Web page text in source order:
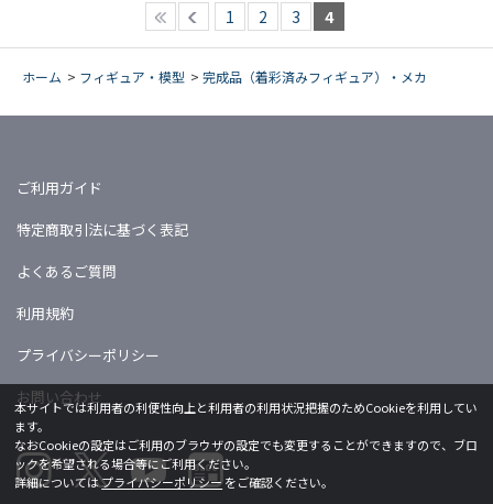
1
2 3 4
ホーム > フィギュア・模型 > 完成品（着彩済みフィギュア）・メカ
ご利用ガイド
特定商取引法に基づく表記
よくあるご質問
利用規約
プライバシーポリシー
お問い合わせ
本サイトでは利用者の利便性向上と利用者の利用状況把握のためCookieを利用してい
ます。
なおCookieの設定はご利用のブラウザの設定でも変更することができますので、ブロ
ックを希望される場合等にご利用ください。
詳細についてはプライバシーポリシーをご確認ください。